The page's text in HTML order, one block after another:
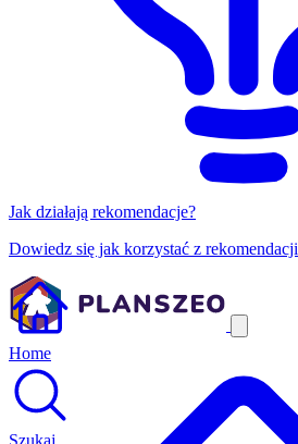
Jak działają rekomendacje?
Dowiedz się jak korzystać z rekomendacji
Home
Szukaj